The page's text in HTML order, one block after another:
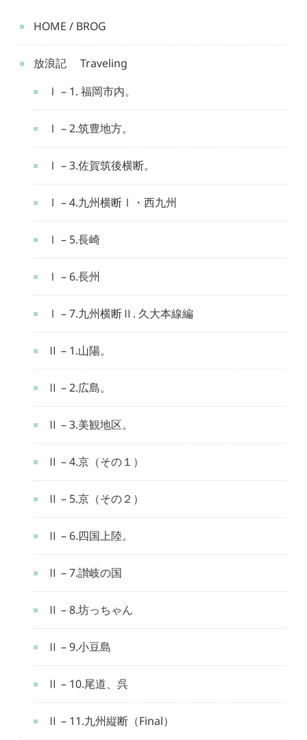
HOME / BROG
放浪記 Traveling
Ⅰ – 1. 福岡市内。
Ⅰ – 2.筑豊地方。
Ⅰ – 3.佐賀筑後横断。
Ⅰ – 4.九州横断Ⅰ・西九州
Ⅰ – 5.長崎
Ⅰ – 6.長州
Ⅰ – 7.九州横断Ⅱ. 久大本線編
Ⅱ – 1.山陽。
Ⅱ – 2.広島。
Ⅱ – 3.美観地区。
Ⅱ – 4.京（その１）
Ⅱ – 5.京（その２）
Ⅱ – 6.四国上陸。
Ⅱ – 7.讃岐の国
Ⅱ – 8.坊っちゃん
Ⅱ – 9.小豆島
Ⅱ – 10.尾道、呉
Ⅱ – 11.九州縦断（Final）